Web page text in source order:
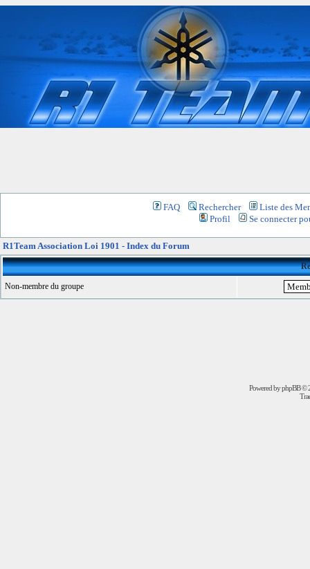
FAQ Rechercher
Liste des
Profil
Se connecter
R1Team Association Loi 1901 - Index du Forum
Non-membre du groupe
Powered byphpBB©